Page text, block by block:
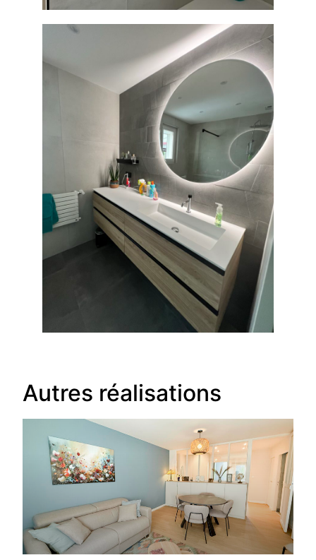
Autres réalisations